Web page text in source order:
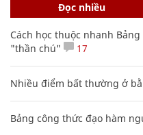
Đọc nhiều
Cách học thuộc nhanh
"thần chú"
17
Nhiều điểm bất thường ở
Bảng công thức đạo hàm